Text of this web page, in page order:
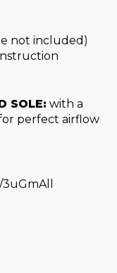
not included)
SOLE: with a
perfect airflow